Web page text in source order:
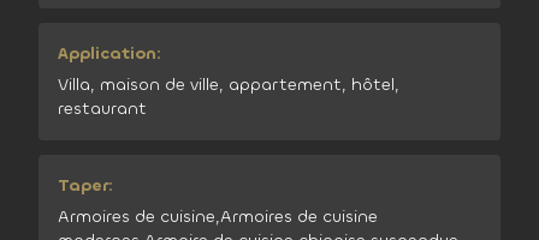
Application:
Villa, maison de ville, appartement, hôtel,
restaurant
Taper:
Armoires de cuisine,Armoires de cuisine